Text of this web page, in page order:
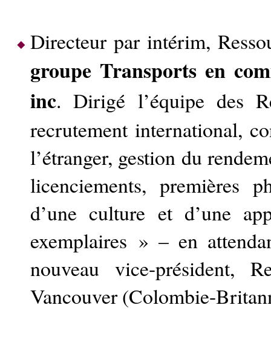
Directeur par intérim,
groupe Transports en
inc. Dirigé l’équipe des
recrutement international,
l’étranger, gestion du
licenciements, premières
d’une culture et d’une
exemplaires » – en
nouveau vice-président,
Vancouver (Colombie-